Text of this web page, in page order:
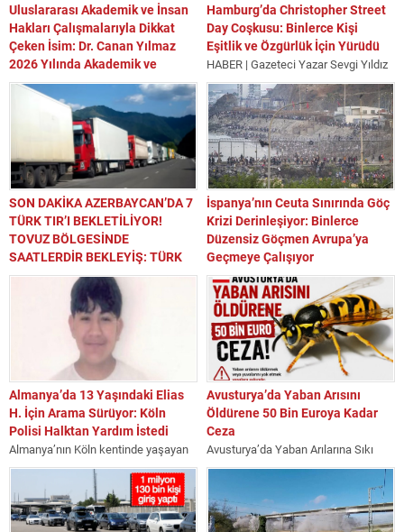
Uluslararası Akademik ve İnsan
Hakları Çalışmalarıyla Dikkat
Çeken İsim: Dr. Canan Yılmaz
2026 Yılında Akademik ve
Küresel Başarılarıyla Gündemde
Eğitim, insan hakları, uluslararası
hukuk, tahkim, barış çalışmaları ve
uluslararası ilişkiler alanlarında
yürüttüğü akademik faaliyetlerle...
Hamburg’da Christopher Street
Day Coşkusu: Binlerce Kişi
Eşitlik ve Özgürlük İçin Yürüdü
HABER | Gazeteci Yazar Sevgi Yıldız
Almanya’nın Hamburg kentinde
düzenlenen Christopher Street Day
(CSD) etkinlikleri,...
SON DAKİKA AZERBAYCAN’DA 7
TÜRK TIR’I BEKLETİLİYOR!
TOVUZ BÖLGESİNDE
SAATLERDİR BEKLEYİŞ: TÜRK
ŞOFÖRLERDEN ACİL YARDIM
Azerbaycan’ın Tovuz bölgesinde,
Türkiye’den ihracat yükü taşıyan 7
Türk plakalı tırın saatlerdir
bekletildiği iddia edildi....
İspanya’nın Ceuta Sınırında Göç
Krizi Derinleşiyor: Binlerce
Düzensiz Göçmen Avrupa’ya
Geçmeye Çalışıyor
Gazeteci Yazar Sevgi Yıldız
İspanya’nın Kuzey Afrika’daki özerk
şehri Ceuta, son yılların en büyük
düzensiz...
Almanya’da 13 Yaşındaki Elias
H. İçin Arama Sürüyor: Köln
Polisi Halktan Yardım İstedi
Almanya’nın Köln kentinde yaşayan
13 yaşındaki Elias H.’den günlerdir
haber alınamıyor. Çocuk ve gençlik
tesisinde...
Avusturya’da Yaban Arısını
Öldürene 50 Bin Euroya Kadar
Ceza
Avusturya’da Yaban Arılarına Sıkı
Koruma: İzinsiz Müdahaleye 50 Bin
Euroya Kadar Ceza SEVGİ YILDIZ
VİYANA...